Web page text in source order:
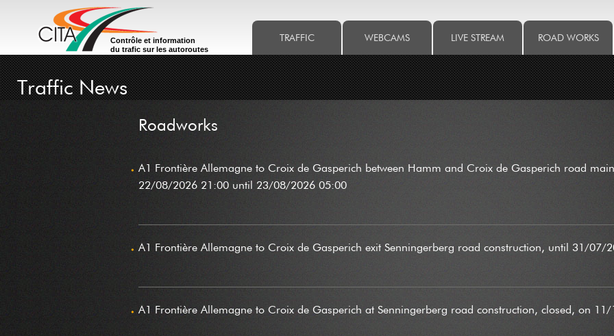
Contrôle et information
du trafic sur les autoroutes
TRAFFIC WEBCAMS LIVE STREAM ROAD WORKS
Traffic News
Roadworks
A1 Frontière Allemagne to Croix de Gasperich between Hamm and Croix de Gasperich road
22/08/2026 21:00 until 23/08/2026 05:00
A1 Frontière Allemagne to Croix de Gasperich exit Senningerberg road construction, until 31/07/
A1 Frontière Allemagne to Croix de Gasperich at Senningerberg road construction, closed, on